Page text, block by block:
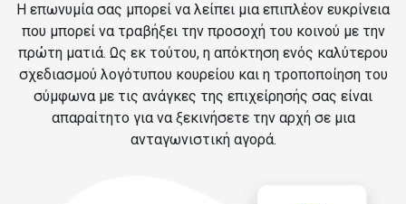
Η επωνυμία σας μπορεί να λείπει μια επιπλέον ευκρίνεια
που μπορεί να τραβήξει την προσοχή του κοινού με την
πρώτη ματιά. Ως εκ τούτου, η απόκτηση ενός καλύτερου
σχεδιασμού λογότυπου κουρείου και η τροποποίηση του
σύμφωνα με τις ανάγκες της επιχείρησής σας είναι
απαραίτητο για να ξεκινήσετε την αρχή σε μια
ανταγωνιστική αγορά.